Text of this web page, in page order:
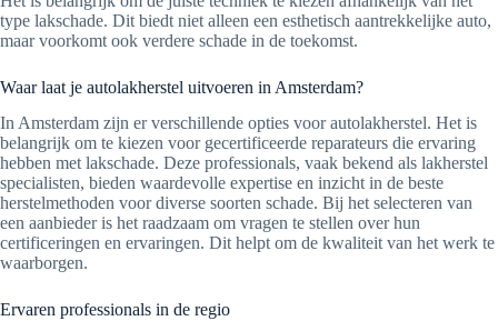
type lakschade. Dit biedt niet alleen een esthetisch aantrek­kelijke auto,
maar voorkomt ook verdere schade in de toekomst.
Waar laat je autolakherstel uitvoeren in Amsterdam?
In Amsterdam zijn er verschillende opties voor autolakherstel. Het is
belangrijk om te kiezen voor gecertificeerde reparateurs die ervaring
hebben met lakschade. Deze professionals, vaak bekend als lakherstel
specialisten, bieden waardevolle expertise en inzicht in de beste
herstelmethoden voor diverse soorten schade. Bij het selecteren van
een aanbieder is het raadzaam om vragen te stellen over hun
certificeringen en ervaringen. Dit helpt om de kwaliteit van het werk te
waarborgen.
Ervaren professionals in de regio